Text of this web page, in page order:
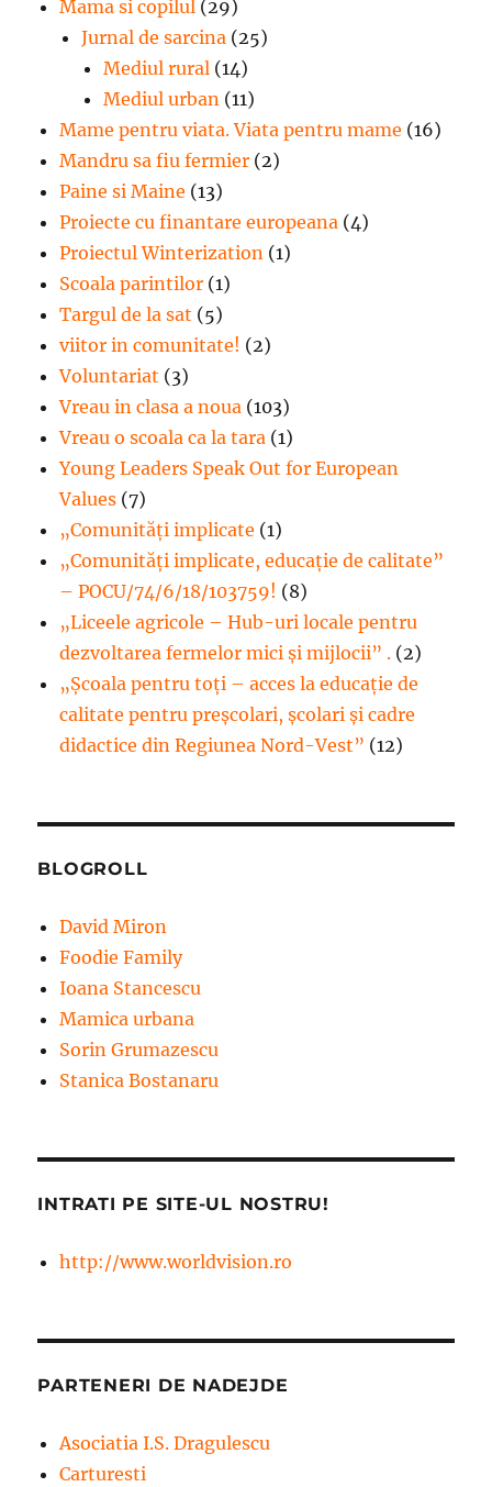
Mama si copilul (29)
Jurnal de sarcina (25)
Mediul rural (14)
Mediul urban (11)
Mame pentru viata. Viata pentru mame (16)
Mandru sa fiu fermier (2)
Paine si Maine (13)
Proiecte cu finantare europeana (4)
Proiectul Winterization (1)
Scoala parintilor (1)
Targul de la sat (5)
viitor in comunitate! (2)
Voluntariat (3)
Vreau in clasa a noua (103)
Vreau o scoala ca la tara (1)
Young Leaders Speak Out for European
Values (7)
„Comunități implicate (1)
„Comunități implicate, educație de calitate”
– POCU/74/6/18/103759! (8)
„Liceele agricole – Hub-uri locale pentru
dezvoltarea fermelor mici şi mijlocii” . (2)
„Școala pentru toți – acces la educație de
calitate pentru preșcolari, școlari și cadre
didactice din Regiunea Nord-Vest” (12)
BLOGROLL
David Miron
Foodie Family
Ioana Stancescu
Mamica urbana
Sorin Grumazescu
Stanica Bostanaru
INTRATI PE SITE-UL NOSTRU!
http://www.worldvision.ro
PARTENERI DE NADEJDE
Asociatia I.S. Dragulescu
Carturesti